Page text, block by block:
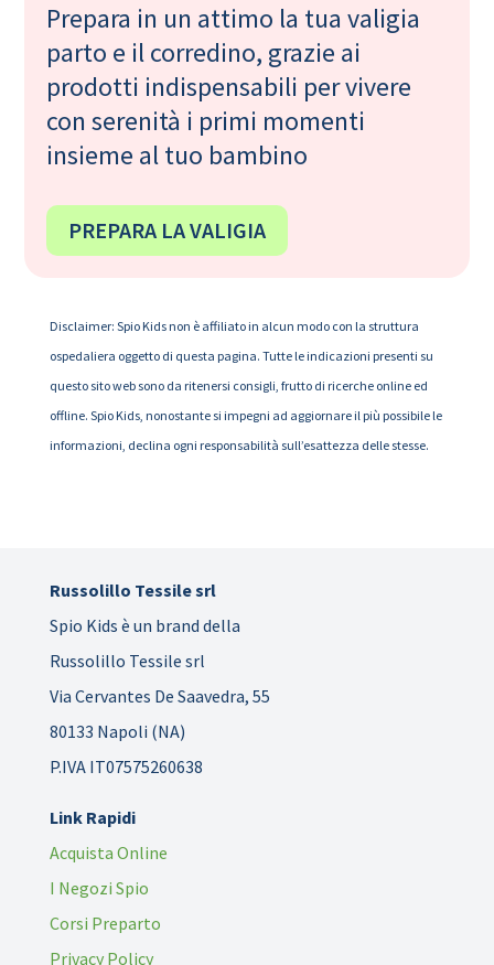
Prepara in un attimo la tua valigia
parto e il corredino, grazie ai
prodotti indispensabili per vivere
con serenità i primi momenti
insieme al tuo bambino
PREPARA LA VALIGIA
Disclaimer: Spio Kids non è affiliato in alcun modo con la struttura
ospedaliera oggetto di questa pagina. Tutte le indicazioni presenti su
questo sito web sono da ritenersi consigli, frutto di ricerche online ed
offline. Spio Kids, nonostante si impegni ad aggiornare il più possibile le
informazioni, declina ogni responsabilità sull’esattezza delle stesse.
Russolillo Tessile srl
Spio Kids è un brand della
Russolillo Tessile srl
Via Cervantes De Saavedra, 55
80133 Napoli (NA)
P.IVA IT07575260638
Link Rapidi
Acquista Online
I Negozi Spio
Corsi Preparto
Privacy Policy